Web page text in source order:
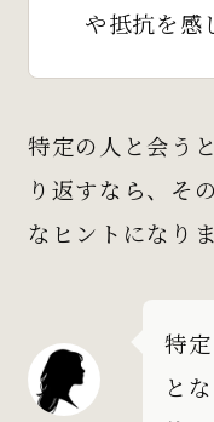
や抵抗を感
特定の人と会う
り返すなら、そ
なヒントになりま
特
と